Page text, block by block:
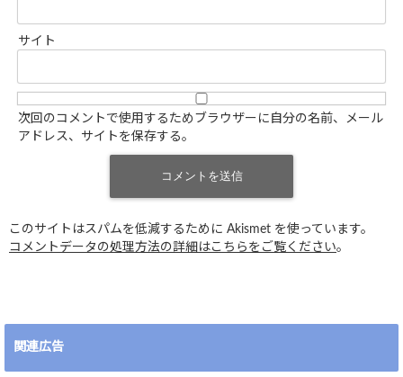
サイト
次回のコメントで使用するためブラウザーに自分の名前、メール
アドレス、サイトを保存する。
このサイトはスパムを低減するために Akismet を使っています。
コメントデータの処理方法の詳細はこちらをご覧ください。
関連広告